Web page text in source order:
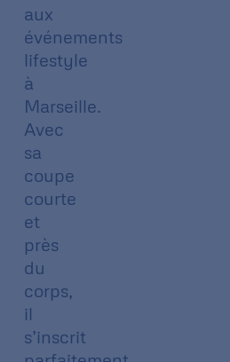
aux
événements
lifestyle
à
Marseille.
Avec
sa
coupe
courte
et
près
du
corps,
il
s’inscrit